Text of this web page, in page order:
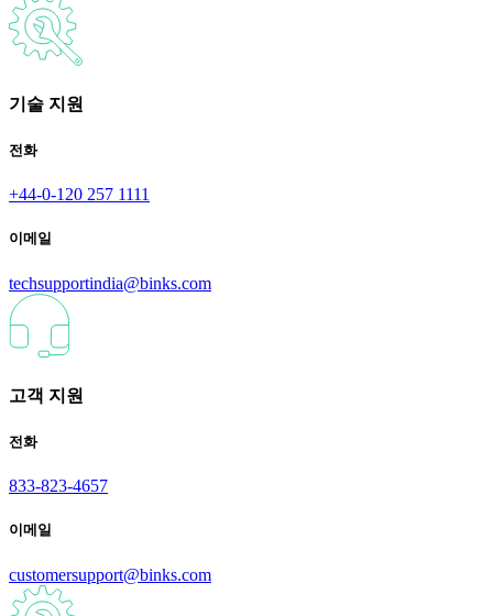
기술 지원
전화
+44-0-120 257 1111
이메일
techsupportindia@binks.com
고객 지원
전화
833-823-4657
이메일
customersupport@binks.com